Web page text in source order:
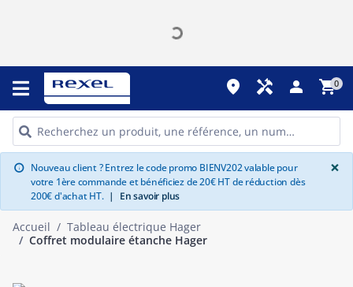
place handyman person shopping_cart0
info Nouveau client ? Entrez le code promo BIENV202 valable pour
votre 1ère commande et bénéficiez de 20€ HT de réduction dès
200€ d'achat HT. | En savoir plus
×
Accueil
Tableau électrique Hager
Coffret modulaire étanche Hager